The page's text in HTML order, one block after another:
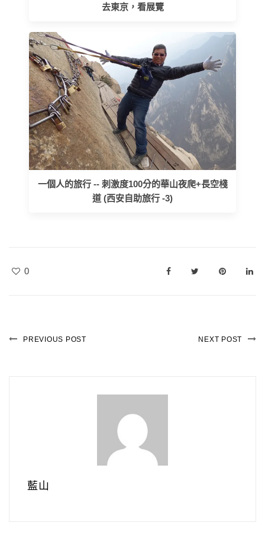
去東京，看展覽
一個人的旅行 -- 刺激度100分的華山夜爬+長空棧
道 (西安自助旅行 -3)
0
PREVIOUS POST NEXT POST
藍山